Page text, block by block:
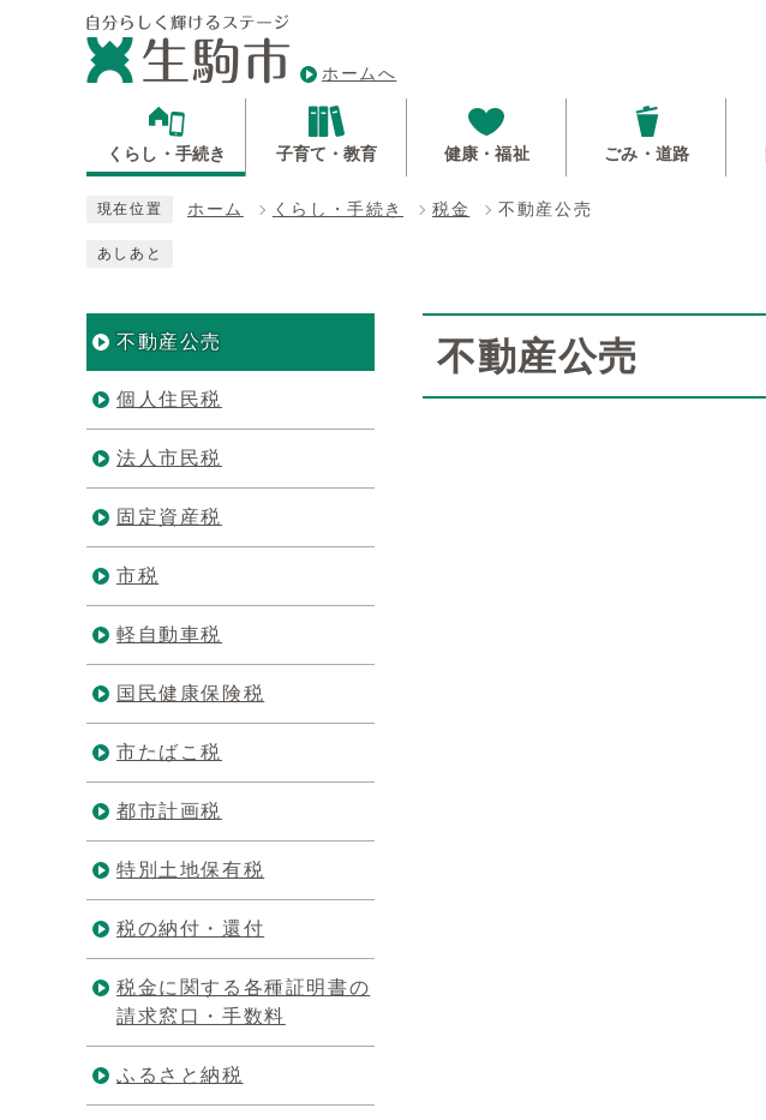
ホームへ
くらし・手続き 子育て・教育 健康・福祉 ごみ・道路
現在位置 ホーム くらし・手続き 税金 不動産公売
あしあと
不動産公売
不動産公売
個人住民税
法人市民税
固定資産税
市税
軽自動車税
国民健康保険税
市たばこ税
都市計画税
特別土地保有税
税の納付・還付
税金に関する各種証明書の
請求窓口・手数料
ふるさと納税